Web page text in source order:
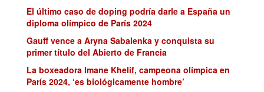
El último caso de doping podría darle a España un
diploma olímpico de París 2024
Gauff vence a Aryna Sabalenka y conquista su
primer título del Abierto de Francia
La boxeadora Imane Khelif, campeona olímpica en
París 2024, ‘es biológicamente hombre’